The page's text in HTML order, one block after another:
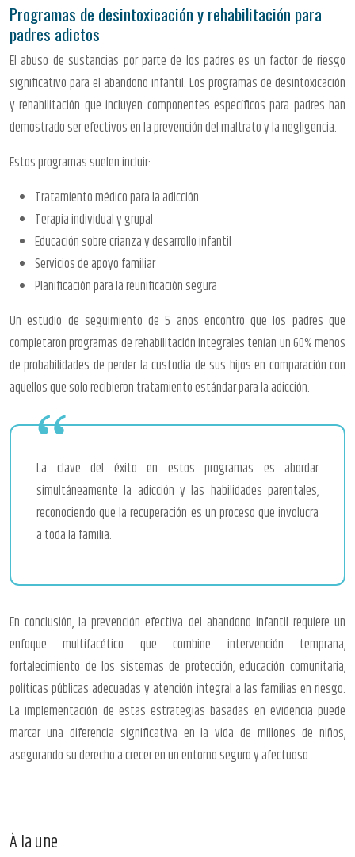
Programas de desintoxicación y rehabilitación para
padres adictos
El abuso de sustancias por parte de los padres es un factor de riesgo
significativo para el abandono infantil. Los programas de desintoxicación
y rehabilitación que incluyen componentes específicos para padres han
demostrado ser efectivos en la prevención del maltrato y la negligencia.
Estos programas suelen incluir:
Tratamiento médico para la adicción
Terapia individual y grupal
Educación sobre crianza y desarrollo infantil
Servicios de apoyo familiar
Planificación para la reunificación segura
Un estudio de seguimiento de 5 años encontró que los padres que
completaron programas de rehabilitación integrales tenían un 60% menos
de probabilidades de perder la custodia de sus hijos en comparación con
aquellos que solo recibieron tratamiento estándar para la adicción.
La clave del éxito en estos programas es abordar
simultáneamente la adicción y las habilidades parentales,
reconociendo que la recuperación es un proceso que involucra
a toda la familia.
En conclusión, la prevención efectiva del abandono infantil requiere un
enfoque multifacético que combine intervención temprana,
fortalecimiento de los sistemas de protección, educación comunitaria,
políticas públicas adecuadas y atención integral a las familias en riesgo.
La implementación de estas estrategias basadas en evidencia puede
marcar una diferencia significativa en la vida de millones de niños,
asegurando su derecho a crecer en un entorno seguro y afectuoso.
À la une